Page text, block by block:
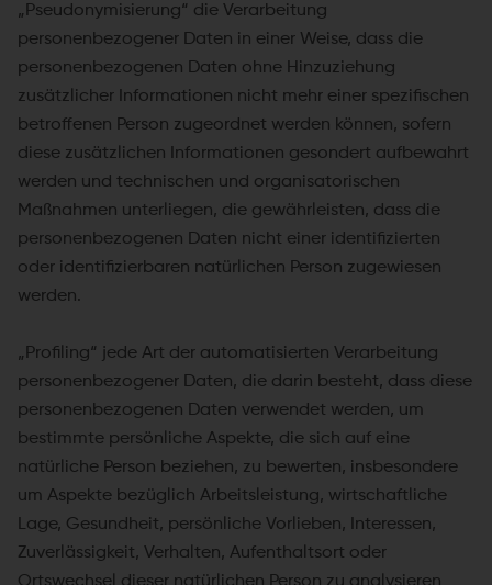
„Pseudonymisierung“ die Verarbeitung
personenbezogener Daten in einer Weise, dass die
personenbezogenen Daten ohne Hinzuziehung
zusätzlicher Informationen nicht mehr einer spezifischen
betroffenen Person zugeordnet werden können, sofern
diese zusätzlichen Informationen gesondert aufbewahrt
werden und technischen und organisatorischen
Maßnahmen unterliegen, die gewährleisten, dass die
personenbezogenen Daten nicht einer identifizierten
oder identifizierbaren natürlichen Person zugewiesen
werden.
„Profiling“ jede Art der automatisierten Verarbeitung
personenbezogener Daten, die darin besteht, dass diese
personenbezogenen Daten verwendet werden, um
bestimmte persönliche Aspekte, die sich auf eine
natürliche Person beziehen, zu bewerten, insbesondere
um Aspekte bezüglich Arbeitsleistung, wirtschaftliche
Lage, Gesundheit, persönliche Vorlieben, Interessen,
Zuverlässigkeit, Verhalten, Aufenthaltsort oder
Ortswechsel dieser natürlichen Person zu analysieren